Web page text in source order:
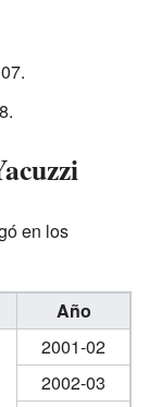
en los
Año
2001-02
2002-03